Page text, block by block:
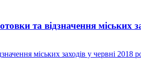
та відзначення міських
міських заходів у червні 2018